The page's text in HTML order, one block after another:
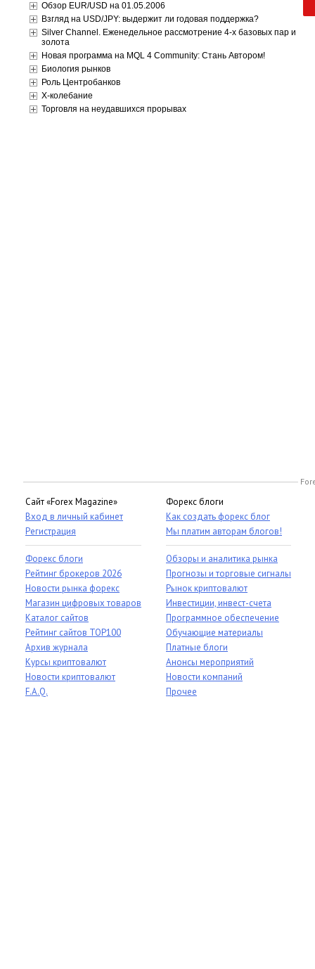
Обзор EUR/USD на 01.05.2006
Взгляд на USD/JPY: выдержит ли годовая поддержка?
Silver Channel. Еженедельное рассмотрение 4-х базовых пар и
золота
Новая программа на MQL 4 Community: Стань Автором!
Биология рынков
Роль Центробанков
X-колебание
Торговля на неудавшихся прорывах
Сайт «Forex Magazine»
Вход в личный кабинет
Регистрация
Форекс блоги
Рейтинг брокеров 2026
Новости рынка форекс
Магазин цифровых товаров
Каталог сайтов
Рейтинг сайтов TOP100
Архив журнала
Курсы криптовалют
Новости криптовалют
F.A.Q.
Форекс блоги
Как создать форекс блог
Мы платим авторам блогов!
Обзоры и аналитика рынка
Прогнозы и торговые сигналы
Рынок криптовалют
Инвестиции, инвест-счета
Программное обеспечение
Обучающие материалы
Платные блоги
Анонсы мероприятий
Новости компаний
Прочее